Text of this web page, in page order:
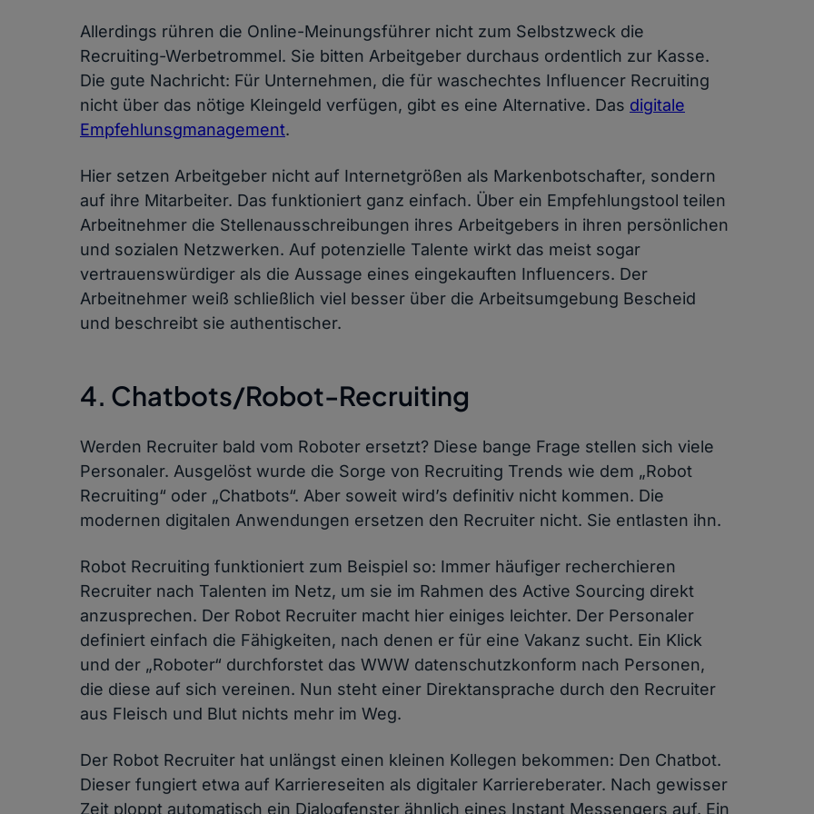
Allerdings rühren die Online-Meinungsführer nicht zum Selbstzweck die
Recruiting-Werbetrommel. Sie bitten Arbeitgeber durchaus ordentlich zur Kasse.
Die gute Nachricht: Für Unternehmen, die für waschechtes Influencer Recruiting
nicht über das nötige Kleingeld verfügen, gibt es eine Alternative. Das digitale
Empfehlunsgmanagement.
Hier setzen Arbeitgeber nicht auf Internetgrößen als Markenbotschafter, sondern
auf ihre Mitarbeiter. Das funktioniert ganz einfach. Über ein Empfehlungstool teilen
Arbeitnehmer die Stellenausschreibungen ihres Arbeitgebers in ihren persönlichen
und sozialen Netzwerken. Auf potenzielle Talente wirkt das meist sogar
vertrauenswürdiger als die Aussage eines eingekauften Influencers. Der
Arbeitnehmer weiß schließlich viel besser über die Arbeitsumgebung Bescheid
und beschreibt sie authentischer.
4. Chatbots/Robot-Recruiting
Werden Recruiter bald vom Roboter ersetzt? Diese bange Frage stellen sich viele
Personaler. Ausgelöst wurde die Sorge von Recruiting Trends wie dem „Robot
Recruiting“ oder „Chatbots“. Aber soweit wird’s definitiv nicht kommen. Die
modernen digitalen Anwendungen ersetzen den Recruiter nicht. Sie entlasten ihn.
Robot Recruiting funktioniert zum Beispiel so: Immer häufiger recherchieren
Recruiter nach Talenten im Netz, um sie im Rahmen des Active Sourcing direkt
anzusprechen. Der Robot Recruiter macht hier einiges leichter. Der Personaler
definiert einfach die Fähigkeiten, nach denen er für eine Vakanz sucht. Ein Klick
und der „Roboter“ durchforstet das WWW datenschutzkonform nach Personen,
die diese auf sich vereinen. Nun steht einer Direktansprache durch den Recruiter
aus Fleisch und Blut nichts mehr im Weg.
Der Robot Recruiter hat unlängst einen kleinen Kollegen bekommen: Den Chatbot.
Dieser fungiert etwa auf Karriereseiten als digitaler Karriereberater. Nach gewisser
Zeit ploppt automatisch ein Dialogfenster ähnlich eines Instant Messengers auf. Ein